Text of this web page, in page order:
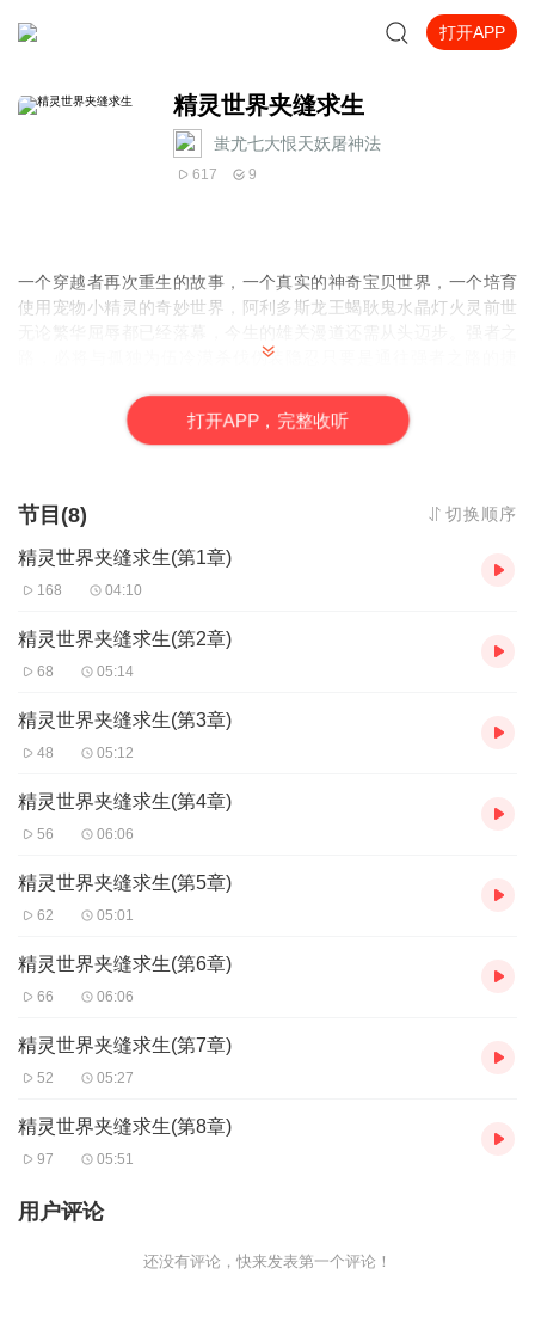
打开APP
精灵世界夹缝求生
蚩尤七大恨天妖屠神法
617 9
一个穿越者再次重生的故事，一个真实的神奇宝贝世界，一个培育
使用宠物小精灵的奇妙世界，阿利多斯龙王蝎耿鬼水晶灯火灵前世
路，必将与孤独为伍冷漠杀伐伪装隐忍只要是通往强者之路的捷
打开APP，完整收听
节目(8) 切换顺序
精灵世界夹缝求生(第1章)
168 04:10
精灵世界夹缝求生(第2章)
68 05:14
精灵世界夹缝求生(第3章)
48 05:12
精灵世界夹缝求生(第4章)
56 06:06
精灵世界夹缝求生(第5章)
62 05:01
精灵世界夹缝求生(第6章)
66 06:06
精灵世界夹缝求生(第7章)
52 05:27
精灵世界夹缝求生(第8章)
97 05:51
用户评论
还没有评论，快来发表第一个评论！